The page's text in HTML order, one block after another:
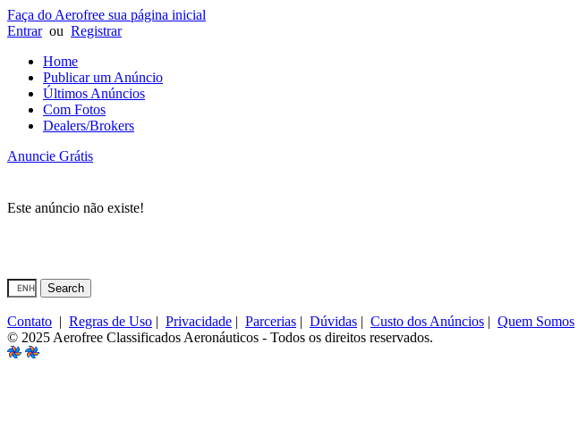
Faça do Aerofree sua página inicial
Entrarou Registrar
Home
Publicar um Anúncio
Últimos Anúncios
Com Fotos
Dealers/Brokers
Anuncie Grátis
Este anúncio não existe!
Contato | Regras de Uso | Privacidade | Parcerias | Dúvidas | Custo dos Anúncios | Quem Somos
© 2025 Aerofree Classificados Aeronáuticos - Todos os direitos reservados.